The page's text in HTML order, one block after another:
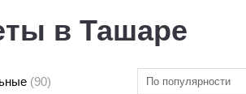
в Ташаре
(90) По популярности